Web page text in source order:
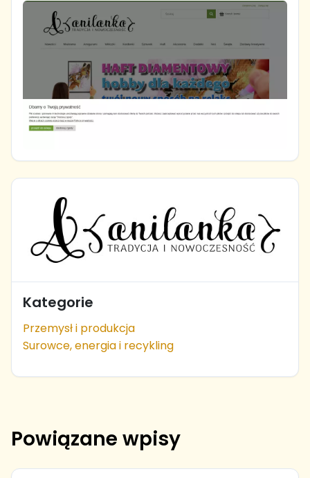
Kategorie
Przemysł i produkcja
Surowce, energia i recykling
Powiązane wpisy